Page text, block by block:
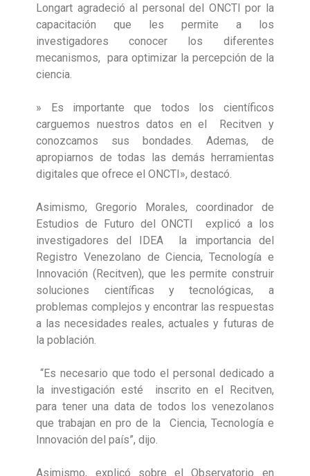
Longart agradeció al personal del ONCTI por la
capacitación que les permite a los
investigadores conocer los diferentes
mecanismos, para optimizar la percepción de la
ciencia.
» Es importante que todos los científicos
carguemos nuestros datos en el Recitven y
conozcamos sus bondades. Ademas, de
apropiarnos de todas las demás herramientas
digitales que ofrece el ONCTI», destacó.
Asimismo, Gregorio Morales, coordinador de
Estudios de Futuro del ONCTI explicó a los
investigadores del IDEA la importancia del
Registro Venezolano de Ciencia, Tecnología e
Innovación (Recitven), que les permite construir
soluciones científicas y tecnológicas, a
problemas complejos y encontrar las respuestas
a las necesidades reales, actuales y futuras de
la población.
“Es necesario que todo el personal dedicado a
la investigación esté inscrito en el Recitven,
para tener una data de todos los venezolanos
que trabajan en pro de la Ciencia, Tecnología e
Innovación del país”, dijo.
Asimismo, explicó sobre el Observatorio en